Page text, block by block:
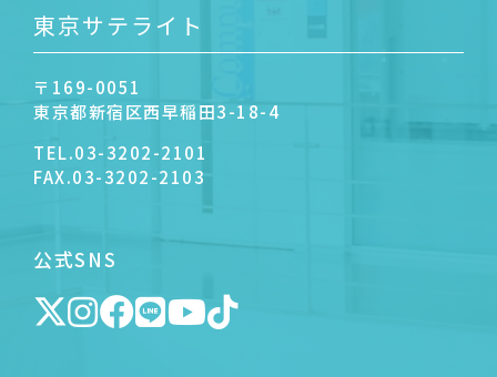
東京サテライト
〒169-0051
東京都新宿区西早稲田3-18-4
TEL.03-3202-2101
FAX.03-3202-2103
公式SNS